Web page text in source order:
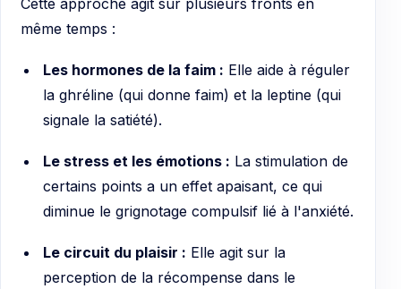
Cette approche agit sur plusieurs fronts en
même temps :
Les hormones de la faim : Elle aide à réguler
la ghréline (qui donne faim) et la leptine (qui
signale la satiété).
Le stress et les émotions : La stimulation de
certains points a un effet apaisant, ce qui
diminue le grignotage compulsif lié à l'anxiété.
Le circuit du plaisir : Elle agit sur la
perception de la récompense dans le